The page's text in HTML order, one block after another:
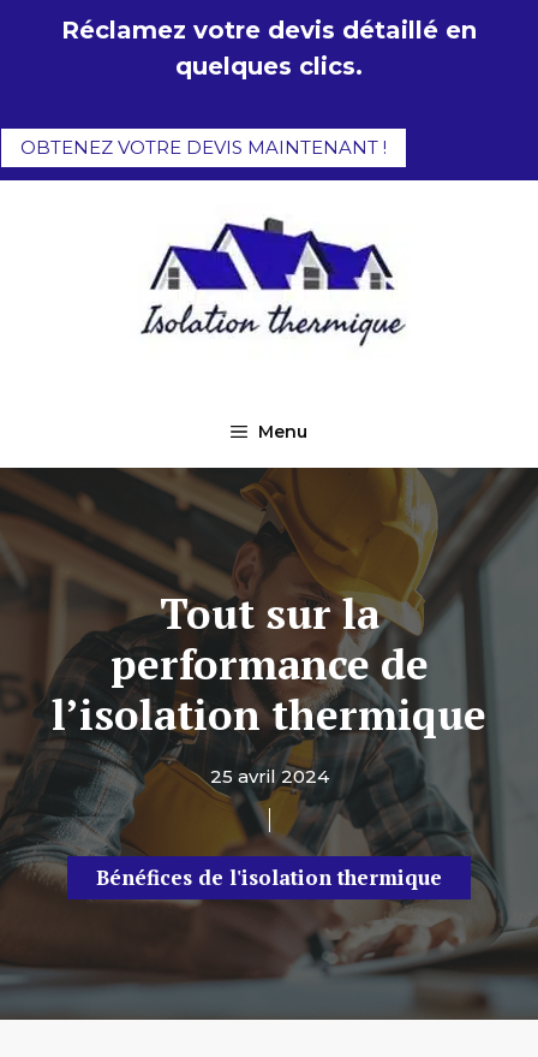
Réclamez votre devis détaillé en
quelques clics.
OBTENEZ VOTRE DEVIS MAINTENANT !
Menu
Tout sur la
performance de
l’isolation thermique
25 avril 2024
Bénéfices de l'isolation thermique